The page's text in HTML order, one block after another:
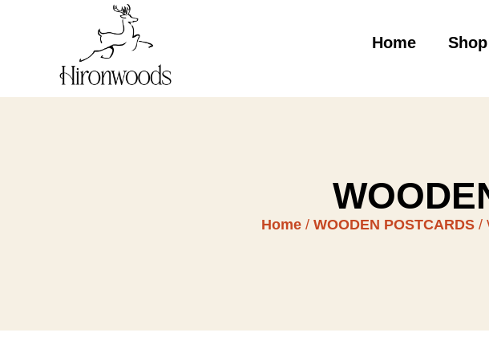
Home Shop
Home / WOODEN POSTCARDS /